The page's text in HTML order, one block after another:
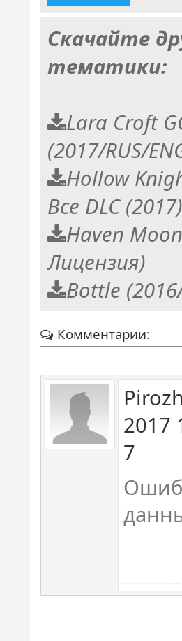
Скачайте
тематики:
Lara Croft
(2017/RUS/
Hollow
Все DLC
Haven
Лицензия)
Bottle
Комментарии:
2017
7